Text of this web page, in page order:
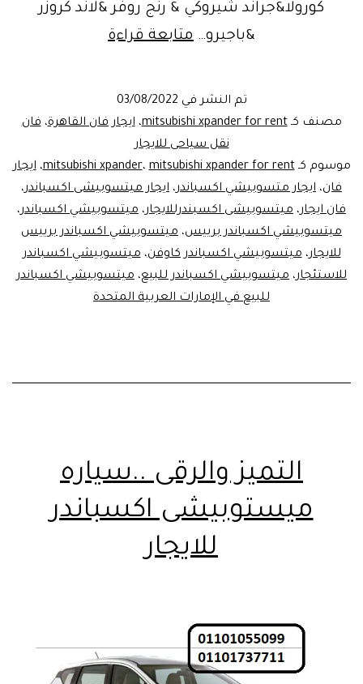
كورولا&جراند شيروكي & رنج روفر &لاند كروزر
&باجيرو… متابعة قراءةالوحش
للايجار|
مصر
تم النشر في 03/08/2022
مصنف كـmitsubishi xpander for rent،ايجار فان القاهرة،فان
نقل سياحى للايجار
موسوم كـ
mitsubishi xpander،mitsubishi xpander for rent ،ايجار
فان، ايجار متسوبيشي اكسباندر، ايجار ميتسوبيشى اكسباندر،
فان ايجار، ميتسوبيشى اكسبندرللايجار، ميتسوبيشي اكسباندر،
ميتسوبيشي اكسباندر برييس، ميتسوبيشي اكسباندر برييس
للايجار،ميتسوبيشي اكسباندر كاوفن،ميتسوبيشي اكسباندر
للاستئجار، ميتسوبيشي اكسباندر للبيع، ميتسوبيشي اكسباندر
للبيع في الإمارات العربية المتحدة
التميز والرقى ..سياره
ميستوبيشى اكسباندر
للايجار